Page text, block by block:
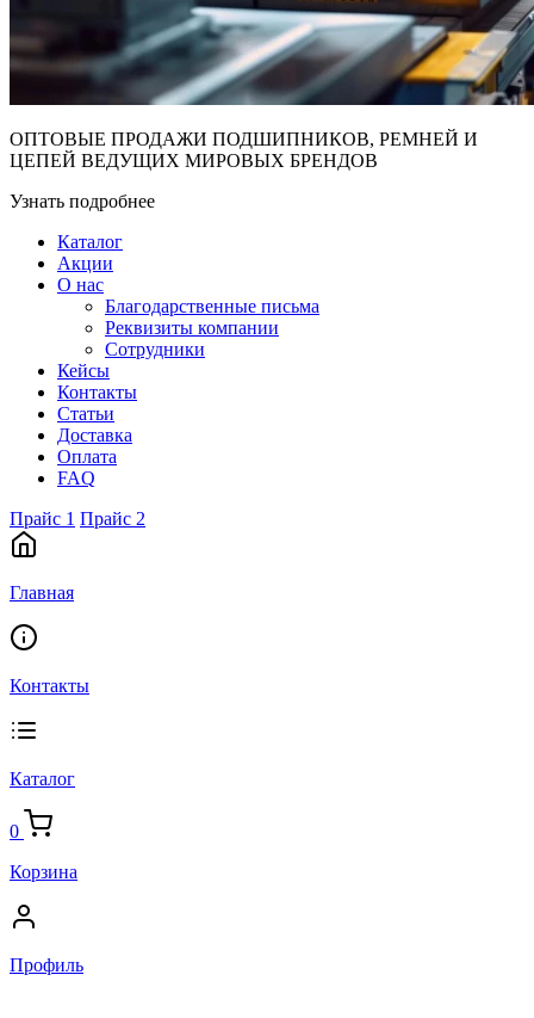
ОПТОВЫЕ ПРОДАЖИ ПОДШИПНИКОВ, РЕМНЕЙ И
ЦЕПЕЙ ВЕДУЩИХ МИРОВЫХ БРЕНДОВ
Узнать подробнее
Каталог
Акции
О нас
Благодарственные письма
Реквизиты компании
Сотрудники
Кейсы
Контакты
Статьи
Доставка
Оплата
FAQ
Прайс 1 Прайс 2
Главная
Контакты
Каталог
0
Корзина
Профиль